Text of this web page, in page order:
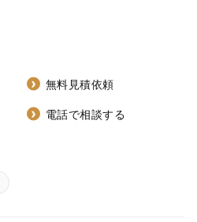
無料見積依頼
電話で相談する